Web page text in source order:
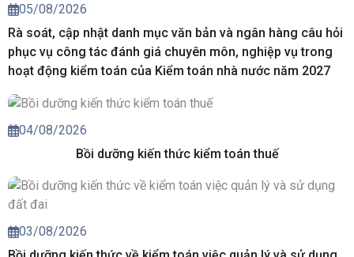
05/08/2026
Rà soát, cập nhật danh mục văn bản và ngân hàng câu hỏi
phục vụ công tác đánh giá chuyên môn, nghiệp vụ trong
hoạt động kiểm toán của Kiểm toán nhà nước năm 2027
04/08/2026
Bồi dưỡng kiến thức kiểm toán thuế
03/08/2026